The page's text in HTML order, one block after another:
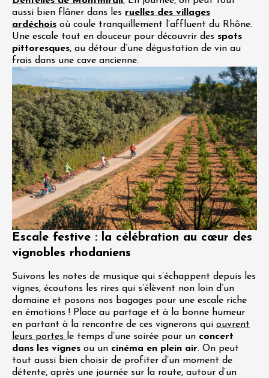
aussi bien flâner dans les ruelles des villages
ardéchois où coule tranquillement l’affluent du Rhône.
Une escale tout en douceur pour découvrir des spots
pittoresques, au détour d’une dégustation de vin au
frais dans une cave ancienne.
Escale festive : la célébration au cœur des
vignobles rhodaniens
Suivons les notes de musique qui s’échappent depuis les
vignes, écoutons les rires qui s’élèvent non loin d’un
domaine et posons nos bagages pour une escale riche
en émotions ! Place au partage et à la bonne humeur
en partant à la rencontre de ces vignerons qui ouvrent
leurs portes
le temps d’une soirée pour un concert
dans les vignes ou un cinéma en plein air. On peut
tout aussi bien choisir de profiter d’un moment de
détente, après une journée sur la route, autour d’un